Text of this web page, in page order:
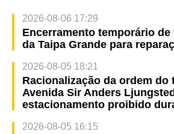
2026-08-06 17:29
Encerramento temporário
da Taipa Grande para
2026-08-05 18:21
Racionalização da ordem do
Avenida Sir Anders
estacionamento proibido
2026-08-05 16:15